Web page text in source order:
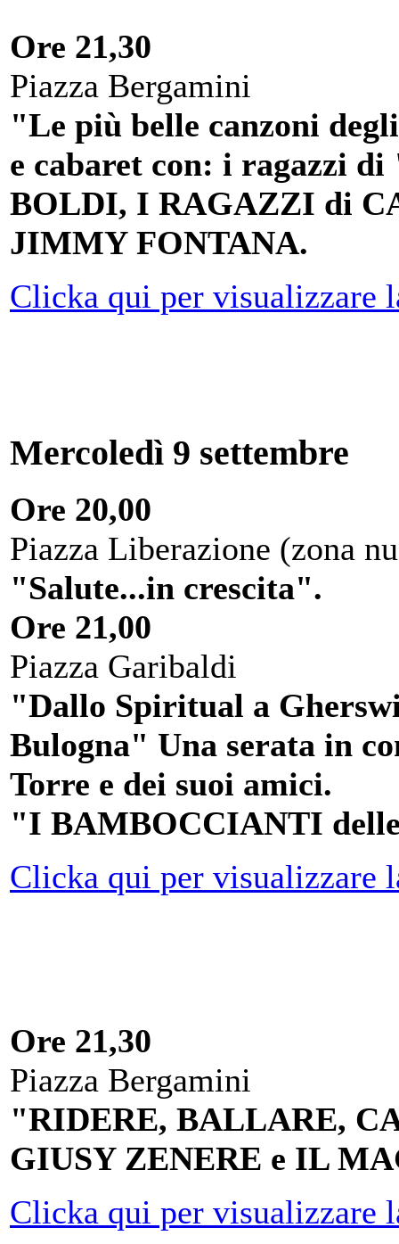
Ore 21,30
Piazza Bergamini
"Le più belle canzoni
e cabaret con: i ragazzi
BOLDI, I RAGAZZI di
JIMMY FONTANA.
Clicka qui per visualizzare
Mercoledì 9 settembre
Ore 20,00
Piazza Liberazione (zona
"Salute...in crescita".
Ore 21,00
Piazza Garibaldi
"Dallo Spiritual a
Bulogna" Una serata in
Torre e dei suoi amici.
"I BAMBOCCIANTI
Clicka qui per visualizzare
Ore 21,30
Piazza Bergamini
"RIDERE, BALLARE,
GIUSY ZENERE e IL
Clicka qui per visualizzare